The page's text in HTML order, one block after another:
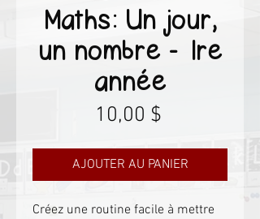
Maths: Un jour,
un nombre - 1re
année
10,00 $Prix
AJOUTER AU PANIER
Créez une routine facile à mettre